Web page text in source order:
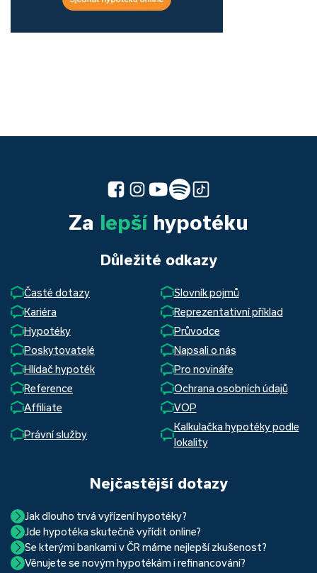
Za lepšíhypotéku
Důležité odkazy
Časté dotazy
Slovník pojmů
Kariéra
Reprezentativní příklad
Hypotéky
Průvodce
Poskytovatelé
Napsali o nás
Hlídač hypoték
Pro novináře
Reference
Ochrana osobních údajů
Affiliate
VOP
Právní služby
Kalkulačka hypotéky podle
lokality
Nejčastější dotazy
Jak dlouho trvá vyřízení hypotéky?
Hypotéka se dá zvládnout za měsíc i za tři. Nejčastěji její
uzavření trvá okolo 2 měsíců. Důvodem je především
schvalovací proces na straně bank. Existuje však řada cest,
Jde hypotéka skutečně vyřídit online?
Ano, skutečně jde. Díky moderním technologiím, které
používáme, již do banky při vyřizování hypotéky skutečně
Se kterými bankami v ČR máme nejlepší zkušenost?
Nejvíce proklientská je určitě Hypoteční banka. Svou
Věnujete se novým hypotékám i refinancování?